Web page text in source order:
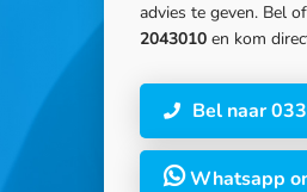
advies te geven. Bel
2043010 en kom
Bel naar
Whatsapp